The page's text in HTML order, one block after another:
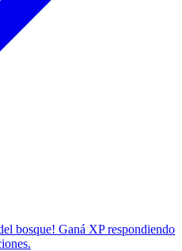
bosque! Ganá XP respondiendo